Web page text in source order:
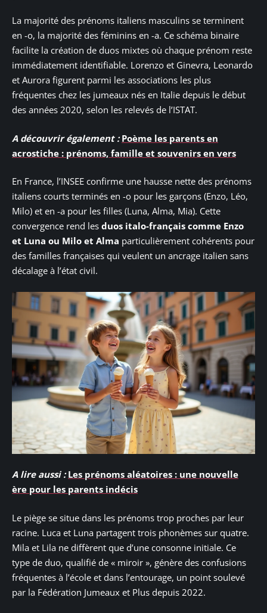
La majorité des prénoms italiens masculins se terminent
en -o, la majorité des féminins en -a. Ce schéma binaire
facilite la création de duos mixtes où chaque prénom reste
immédiatement identifiable. Lorenzo et Ginevra, Leonardo
et Aurora figurent parmi les associations les plus
fréquentes chez les jumeaux nés en Italie depuis le début
des années 2020, selon les relevés de l’ISTAT.
A découvrir également : Poème les parents en
acrostiche : prénoms, famille et souvenirs en vers
En France, l’INSEE confirme une hausse nette des prénoms
italiens courts terminés en -o pour les garçons (Enzo, Léo,
Milo) et en -a pour les filles (Luna, Alma, Mia). Cette
convergence rend les duos italo-français comme Enzo
et Luna ou Milo et Alma particulièrement cohérents pour
des familles françaises qui veulent un ancrage italien sans
décalage à l’état civil.
A lire aussi : Les prénoms aléatoires : une nouvelle
ère pour les parents indécis
Le piège se situe dans les prénoms trop proches par leur
racine. Luca et Luna partagent trois phonèmes sur quatre.
Mila et Lila ne diffèrent que d’une consonne initiale. Ce
type de duo, qualifié de « miroir », génère des confusions
fréquentes à l’école et dans l’entourage, un point soulevé
par la Fédération Jumeaux et Plus depuis 2022.